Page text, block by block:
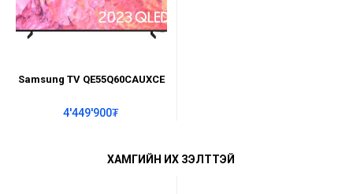
Samsung TV QE55Q60CAUXCE
4'449'900₮
ХАМГИЙН ИХ ҮЗЭЛТТЭЙ